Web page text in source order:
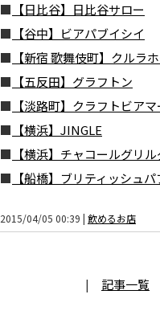
■ 【日比谷】日比谷サロー
■ 【谷中】ビアパブイシイ
■ 【新宿 歌舞伎町】クルラ
■ 【五反田】グラフトン
■ 【淡路町】クラフトビア
■ 【横浜】JINGLE
■ 【横浜】チャコールグリ
■ 【船橋】ブリティッシュ
2015/04/05 00:39 | 飲めるお店
| 記事一覧